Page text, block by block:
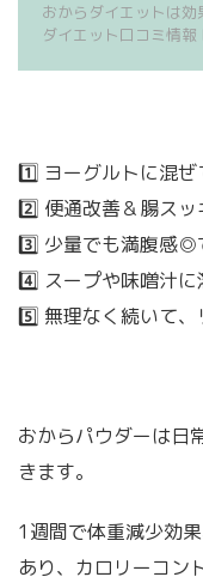
おからダイエットは
ダイエット口コミ情報
1️⃣ ヨーグルトに混
2️⃣ 便通改善＆腸ス
3️⃣ 少量でも満腹感◎
4️⃣ スープや味噌汁
5️⃣ 無理なく続いて、
おからパウダーは日
きます。
1週間で体重減少効
あり、カロリーコン